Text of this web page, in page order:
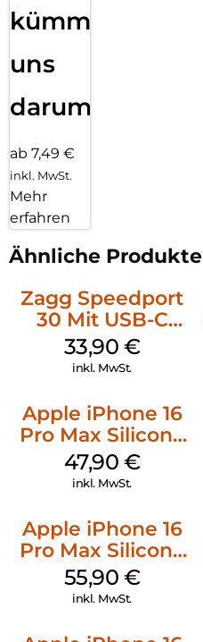
kümmern
uns
darum!
ab 7,49 €
inkl. MwSt.
Mehr
erfahren
Ähnliche Produkte
Zagg Speedport
30 Mit USB-C
Kabel Weiß
33,90 €
inkl. MwSt.
Apple iPhone 16
Pro Max Silicone
Case MagSafe
Black
47,90 €
inkl. MwSt.
Apple iPhone 16
Pro Max Silicone
Case MagSafe
Stone Gray
55,90 €
inkl. MwSt.